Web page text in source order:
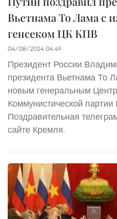
Вьетнама То Лама с
генсеком ЦК КПВ
04/08/2024 04:49
Президент России
президента Вьетнама То
новым генеральным
Коммунистической партии
Поздравительная
сайте Кремля.